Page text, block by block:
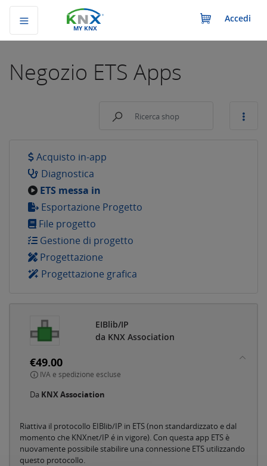
MY KNX
Accedi
Negozio ETS Apps
Acquisto in-app
Diagnostica
ETS messa in
Esportazione Progetto
File progetto
Gestione di progetto
Progettazione
Progettazione grafica
EIBlib/IP
da KNX Association
€49.00
IVA e spedizione escluse
Da KNX Association
Riattiva il protocollo EIBlib/IP in ETS (non standardizzato e dal
momento che KNXnet/IP é in vigore). Con questa app ETS è
nuovamente possibile stabilire una connessione ETS utilizzando
questo protocollo.